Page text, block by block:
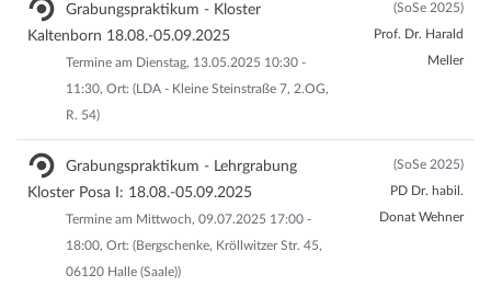
Grabungspraktikum - Kloster
Kaltenborn 18.08.-05.09.2025
Termine am Dienstag, 13.05.2025 10:30 -
11:30, Ort: (LDA - Kleine Steinstraße 7, 2.OG,
R. 54)
(SoSe 2025)
Prof. Dr. Harald
Meller
Grabungspraktikum - Lehrgrabung
Kloster Posa I: 18.08.-05.09.2025
Termine am Mittwoch, 09.07.2025 17:00 -
18:00, Ort: (Bergschenke, Kröllwitzer Str. 45,
06120 Halle (Saale))
(SoSe 2025)
PD Dr. habil.
Donat Wehner